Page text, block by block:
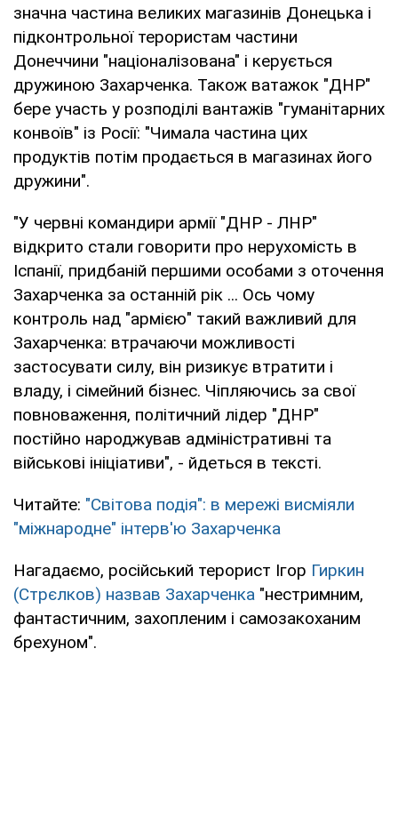
значна частина великих магазинів Донецька і
підконтрольної терористам частини
Донеччини "націоналізована" і керується
дружиною Захарченка. Також ватажок "ДНР"
бере участь у розподілі вантажів "гуманітарних
конвоїв" із Росії: "Чимала частина цих
продуктів потім продається в магазинах його
дружини".
"У червні командири армії "ДНР - ЛНР"
відкрито стали говорити про нерухомість в
Іспанії, придбаній першими особами з оточення
Захарченка за останній рік ... Ось чому
контроль над "армією" такий важливий для
Захарченка: втрачаючи можливості
застосувати силу, він ризикує втратити і
владу, і сімейний бізнес. Чіпляючись за свої
повноваження, політичний лідер "ДНР"
постійно народжував адміністративні та
військові ініціативи", - йдеться в тексті.
Читайте: "Світова подія": в мережі висміяли
"міжнародне" інтерв'ю Захарченка
Нагадаємо, російський терорист Ігор Гиркин
(Стрєлков) назвав Захарченка "нестримним,
фантастичним, захопленим і самозакоханим
брехуном".